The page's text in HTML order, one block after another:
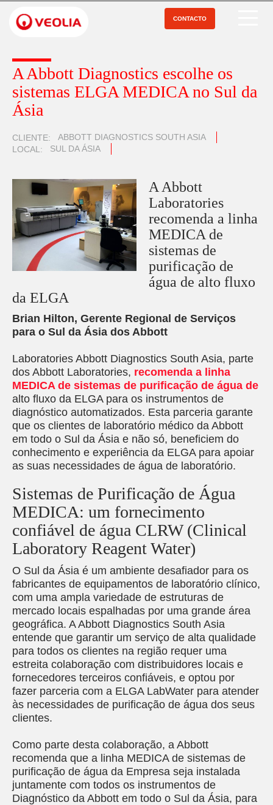
para
CONTACTO
A Abbott Diagnostics escolhe os
sistemas ELGA MEDICA no Sul da
Ásia
CLIENTE
ABBOTT DIAGNOSTICS SOUTH ASIA
LOCAL
SUL DA ÁSIA
A Abbott
Laboratories
recomenda a linha
MEDICA de
sistemas de
purificação de
água de alto fluxo
da ELGA
Brian Hilton, Gerente Regional de Serviços
para o Sul da Ásia dos Abbott
Laboratories Abbott Diagnostics South Asia, parte
dos Abbott Laboratories, recomenda a linha
MEDICA de sistemas de purificação de água de
alto fluxo da ELGA para os instrumentos de
diagnóstico automatizados. Esta parceria garante
que os clientes de laboratório médico da Abbott
em todo o Sul da Ásia e não só, beneficiem do
conhecimento e experiência da ELGA para apoiar
as suas necessidades de água de laboratório.
Sistemas de Purificação de Água
MEDICA: um fornecimento
confiável de água CLRW (Clinical
Laboratory Reagent Water)
O Sul da Ásia é um ambiente desafiador para os
fabricantes de equipamentos de laboratório clínico,
com uma ampla variedade de estruturas de
mercado locais espalhadas por uma grande área
geográfica. A Abbott Diagnostics South Asia
entende que garantir um serviço de alta qualidade
para todos os clientes na região requer uma
estreita colaboração com distribuidores locais e
fornecedores terceiros confiáveis, e optou por
fazer parceria com a ELGA LabWater para atender
às necessidades de purificação de água dos seus
clientes.
Como parte desta colaboração, a Abbott
recomenda que a linha MEDICA de sistemas de
purificação de água da Empresa seja instalada
juntamente com todos os instrumentos de
Diagnóstico da Abbott em todo o Sul da Ásia, para